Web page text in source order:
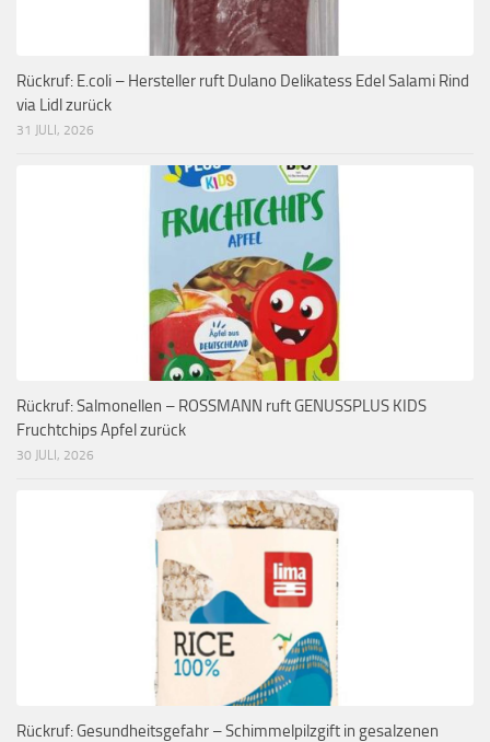
Rückruf: E.coli – Hersteller ruft Dulano Delikatess Edel Salami Rind
via Lidl zurück
31 JULI, 2026
Rückruf: Salmonellen – ROSSMANN ruft GENUSSPLUS KIDS
Fruchtchips Apfel zurück
30 JULI, 2026
Rückruf: Gesundheitsgefahr – Schimmelpilzgift in gesalzenen